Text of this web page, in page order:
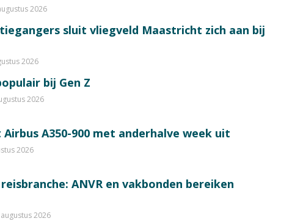
2026
sluit vliegveld Maastricht zich aan bij
2026
bij Gen Z
2026
A350-900 met anderhalve week uit
2026
ANVR en vakbonden bereiken
2026